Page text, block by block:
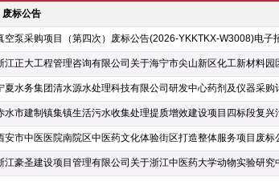
废标公告